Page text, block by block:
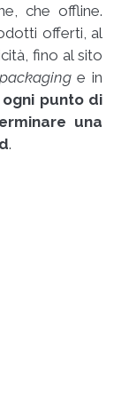
che offline.
offerti, al
fino al sito
packaginge in
ogni punto di
una
.